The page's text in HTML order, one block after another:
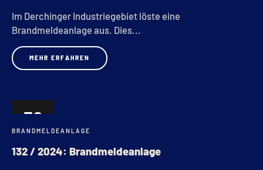
Im Derchinger Industriegebiet löste eine
Brandmeldeanlage aus. Dies...
MEHR ERFAHREN
30
SEP.
BRANDMELDEANLAGE
132 / 2024: Brandmeldeanlage